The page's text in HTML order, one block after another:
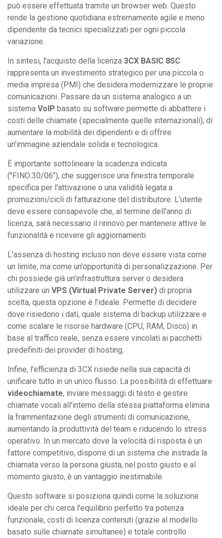
può essere effettuata tramite un browser web. Questo
rende la gestione quotidiana estremamente agile e meno
dipendente da tecnici specializzati per ogni piccola
variazione.
In sintesi, l'acquisto della licenza 3CX BASIC 8SC
rappresenta un investimento strategico per una piccola o
media impresa (PMI) che desidera modernizzare le proprie
comunicazioni. Passare da un sistema analogico a un
sistema VoIP basato su software permette di abbattere i
costi delle chiamate (specialmente quelle internazionali), di
aumentare la mobilità dei dipendenti e di offrire
un'immagine aziendale solida e tecnologica.
È importante sottolineare la scadenza indicata
("FINO:30/06"), che suggerisce una finestra temporale
specifica per l'attivazione o una validità legata a
promozioni/cicli di fatturazione del distributore. L'utente
deve essere consapevole che, al termine dell'anno di
licenza, sarà necessario il rinnovo per mantenere attive le
funzionalità e ricevere gli aggiornamenti.
L'assenza di hosting incluso non deve essere vista come
un limite, ma come un'opportunità di personalizzazione. Per
chi possiede già un'infrastruttura server o desidera
utilizzare un VPS (Virtual Private Server) di propria
scelta, questa opzione è l'ideale. Permette di decidere
dove risiedono i dati, quale sistema di backup utilizzare e
come scalare le risorse hardware (CPU, RAM, Disco) in
base al traffico reale, senza essere vincolati ai pacchetti
predefiniti dei provider di hosting.
Infine, l'efficienza di 3CX risiede nella sua capacità di
unificare tutto in un unico flusso. La possibilità di effettuare
videochiamate, inviare messaggi di testo e gestire
chiamate vocali all'interno della stessa piattaforma elimina
la frammentazione degli strumenti di comunicazione,
aumentando la produttività del team e riducendo lo stress
operativo. In un mercato dove la velocità di risposta è un
fattore competitivo, disporre di un sistema che instrada la
chiamata verso la persona giusta, nel posto giusto e al
momento giusto, è un vantaggio inestimabile.
Questo software si posiziona quindi come la soluzione
ideale per chi cerca l'equilibrio perfetto tra potenza
funzionale, costi di licenza contenuti (grazie al modello
basato sulle chiamate simultanee) e totale controllo